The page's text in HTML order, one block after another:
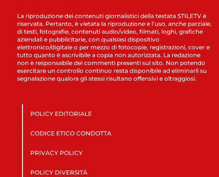
La riproduzione dei contenuti giornalistici della testata STILETV è
riservata. Pertanto, è vietata la riproduzione e l’uso, anche parziale,
di testi, fotografie, contenuti audio/video, filmati, loghi, grafiche
aziendali e pubblicitarie, con qualsiasi dispositivo
elettronico/digitale o per mezzo di fotocopie, registrazioni, cover e
tutto quanto è ascrivibile a copia non autorizzata. La redazione
non è responsabile dei commenti presenti sul sito. Non potendo
esercitare un controllo continuo resta disponibile ad eliminarli su
segnalazione qualora gli stessi risultano offensivi e oltraggiosi.
POLICY EDITORIALE
CODICE ETICO CONDOTTA
PRIVACY POLICY
POLICY DIVERSITÀ